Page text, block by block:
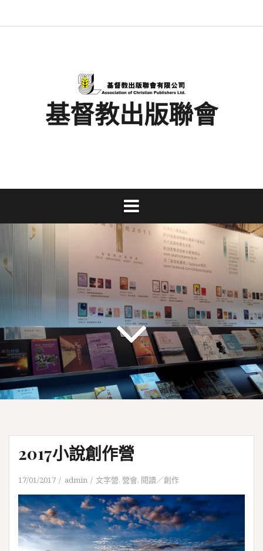
新 督 讀 展 書 字 動 港
出
版
事
業
獻
基督教出版聯會
2017小說創作營
17/01/2017 admin 文字營, 營會, 閱讀／創作